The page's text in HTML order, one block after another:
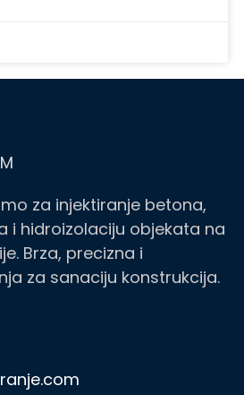
za injektiranje betona,
i hidroizolaciju objekata na
Brza, precizna i
za sanaciju konstrukcija.